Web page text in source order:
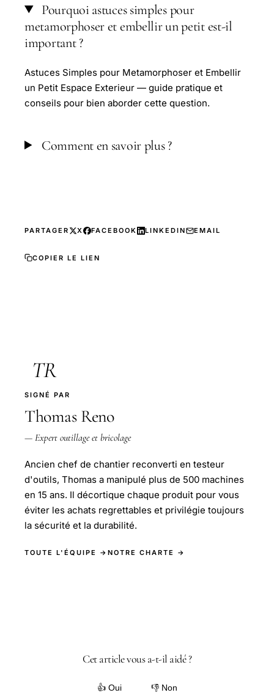
Pourquoi astuces simples pour
metamorphoser et embellir un petit est-il
important ?
Astuces Simples pour Metamorphoser et Embellir
un Petit Espace Exterieur — guide pratique et
conseils pour bien aborder cette question.
Comment en savoir plus ?
PARTAGER X FACEBOOK LINKEDIN EMAIL
COPIER LE LIEN
TR
SIGNÉ PAR
Thomas Reno
— Expert outillage et bricolage
Ancien chef de chantier reconverti en testeur
d'outils, Thomas a manipulé plus de 500 machines
en 15 ans. Il décortique chaque produit pour vous
éviter les achats regrettables et privilégie toujours
la sécurité et la durabilité.
TOUTE L'ÉQUIPE → NOTRE CHARTE →
Cet article vous a-t-il aidé ?
👍 Oui 👎 Non